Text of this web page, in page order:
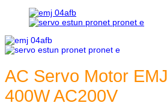
AC Servo Motor
400W AC200V